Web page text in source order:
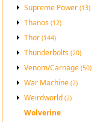
Supreme Power(13)
Thanos(12)
Thor(144)
Thunderbolts(20)
Venom/Carnage(50)
War Machine(2)
Weirdworld(2)
Wolverine